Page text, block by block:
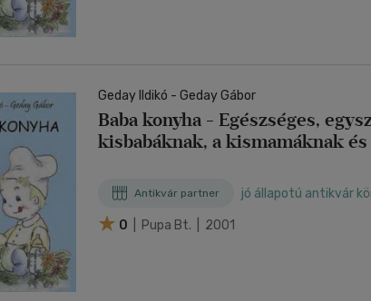
Geday Ildikó - Geday Gábor
Baba konyha - Egészséges,
kisbabáknak, a kismamáknak
Antikvár partner jó állapotú antikvár
0 | Pupa Bt. | 2001